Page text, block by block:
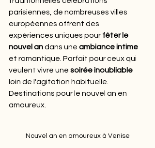
parisiennes, de nombreuses villes
européennes offrent des
expériences uniques pour fêter le
nouvel an dans une ambiance intime
et romantique. Parfait pour ceux qui
veulent vivre une soirée inoubliable
loin de l'agitation habituelle.
Destinations pour le nouvel an en
amoureux.
Nouvel an en amoureux à Venise